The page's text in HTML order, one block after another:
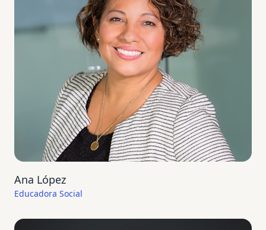
Ana López
Educadora Social